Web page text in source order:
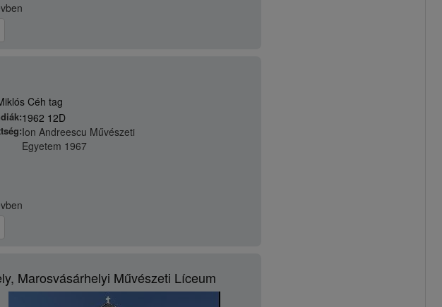
Céh tag
1962 12D
Ion Andreescu Művészeti
Egyetem 1967
Marosvásárhelyi Művészeti Líceum